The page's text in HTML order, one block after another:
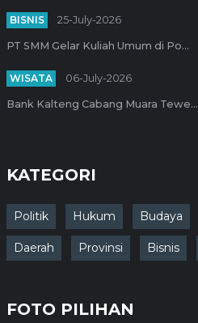
BISNIS 25-July-2026
PT SMM Gelar Kuliah Umum di Po...
WISATA 06-July-2026
Bank Kalteng Cabang Muara Tewe...
KATEGORI
Politik Hukum Budaya
Daerah Provinsi Bisnis
FOTO PILIHAN